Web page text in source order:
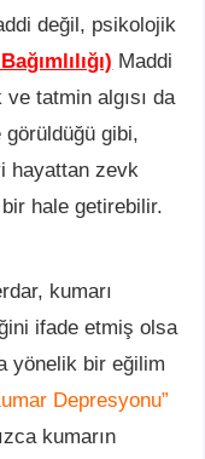
değil, psikolojik
Maddi
tatmin algısı da
gibi,
hayattan zevk
hale getirebilir.
kumarı
ifade etmiş olsa
yönelik bir eğilim
Depresyonu”
kumarın